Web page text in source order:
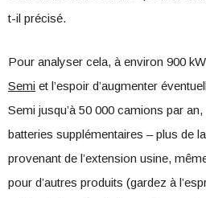
t-il précisé.
Pour analyser cela, à environ 900
Semi et l’espoir d’augmenter
Semi jusqu’à 50 000 camions par
batteries supplémentaires – plus de
provenant de l’extension usine,
pour d’autres produits (gardez à